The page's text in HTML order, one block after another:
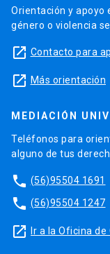
Orientación y apoyo
género o violencia
launch Contacto para
launch Más orientación
MEDIACIÓN
Teléfonos para
alguno de tus
phone (56)95504 1691
phone (56)95504 1247
launch Ir a la Oficina de